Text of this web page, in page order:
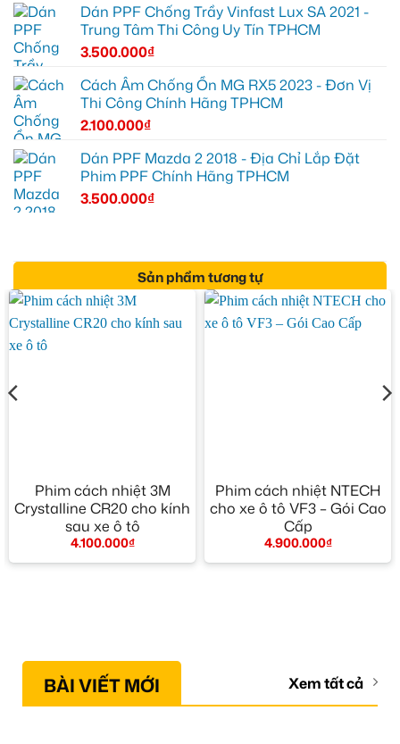
Dán PPF Chống Trầy Vinfast Lux SA 2021 -
Trung Tâm Thi Công Uy Tín TPHCM
3.500.000₫
Cách Âm Chống Ồn MG RX5 2023 - Đơn Vị
Thi Công Chính Hãng TPHCM
2.100.000₫
Dán PPF Mazda 2 2018 - Địa Chỉ Lắp Đặt
Phim PPF Chính Hãng TPHCM
3.500.000₫
Sản phẩm tương tự
Phim cách nhiệt 3M
Crystalline CR20 cho kính
sau xe ô tô
4.100.000₫
Phim cách nhiệt NTECH
cho xe ô tô VF3 – Gói Cao
Cấp
4.900.000₫
BÀI VIẾT MỚI Xem tất cả